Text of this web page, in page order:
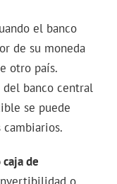
el banco
de su moneda
otro país.
banco central
se puede
de